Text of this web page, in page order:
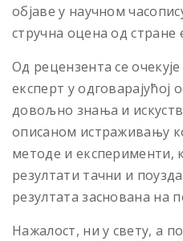
објаве у научном
стручна оцена од стране
Од рецензента се
експерт у одговарајућој
довољно знања и
описаном истраживању
методе и експерименти,
резултати тачни и
резултата заснована на
Нажалост, ни у свету, а